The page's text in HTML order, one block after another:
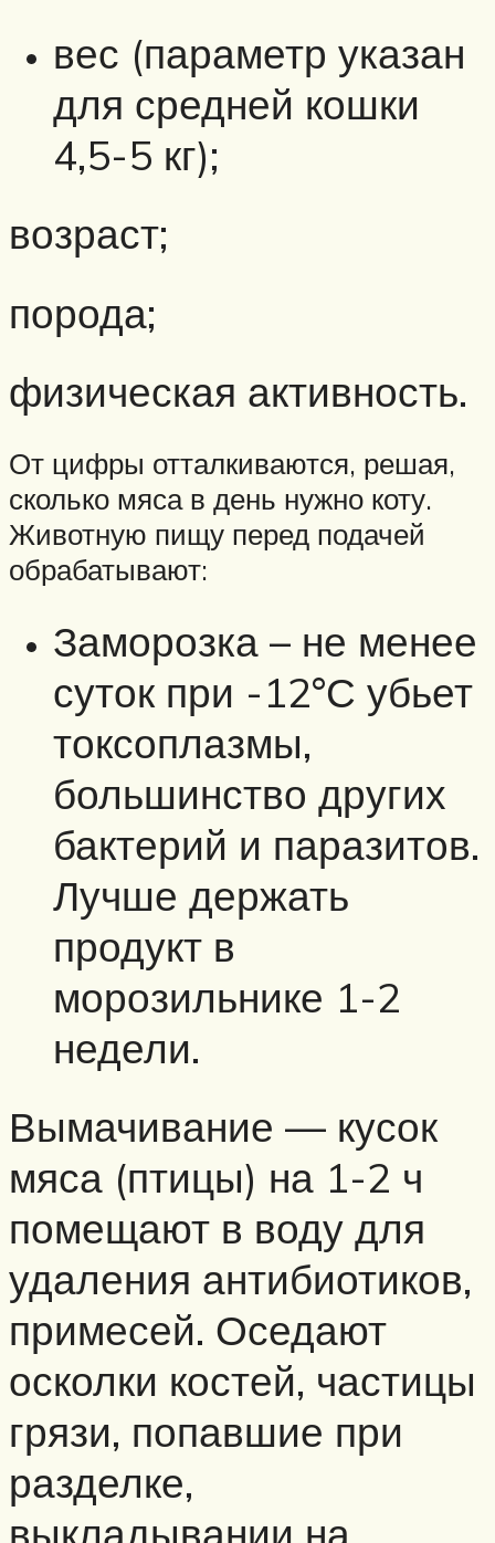
вес (параметр указан
для средней кошки
4,5-5 кг);
возраст;
порода;
физическая активность.
От цифры отталкиваются, решая,
сколько мяса в день нужно коту.
Животную пищу перед подачей
обрабатывают:
Заморозка – не менее
суток при -12°С убьет
токсоплазмы,
большинство других
бактерий и паразитов.
Лучше держать
продукт в
морозильнике 1-2
недели.
Вымачивание — кусок
мяса (птицы) на 1-2 ч
помещают в воду для
удаления антибиотиков,
примесей. Оседают
осколки костей, частицы
грязи, попавшие при
разделке,